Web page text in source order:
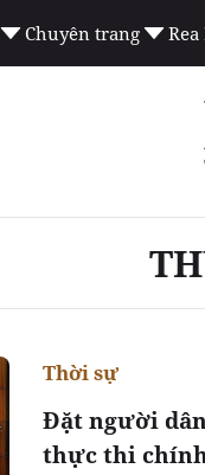
Chuyên trang
Đặt người
thực thi
Thời sự